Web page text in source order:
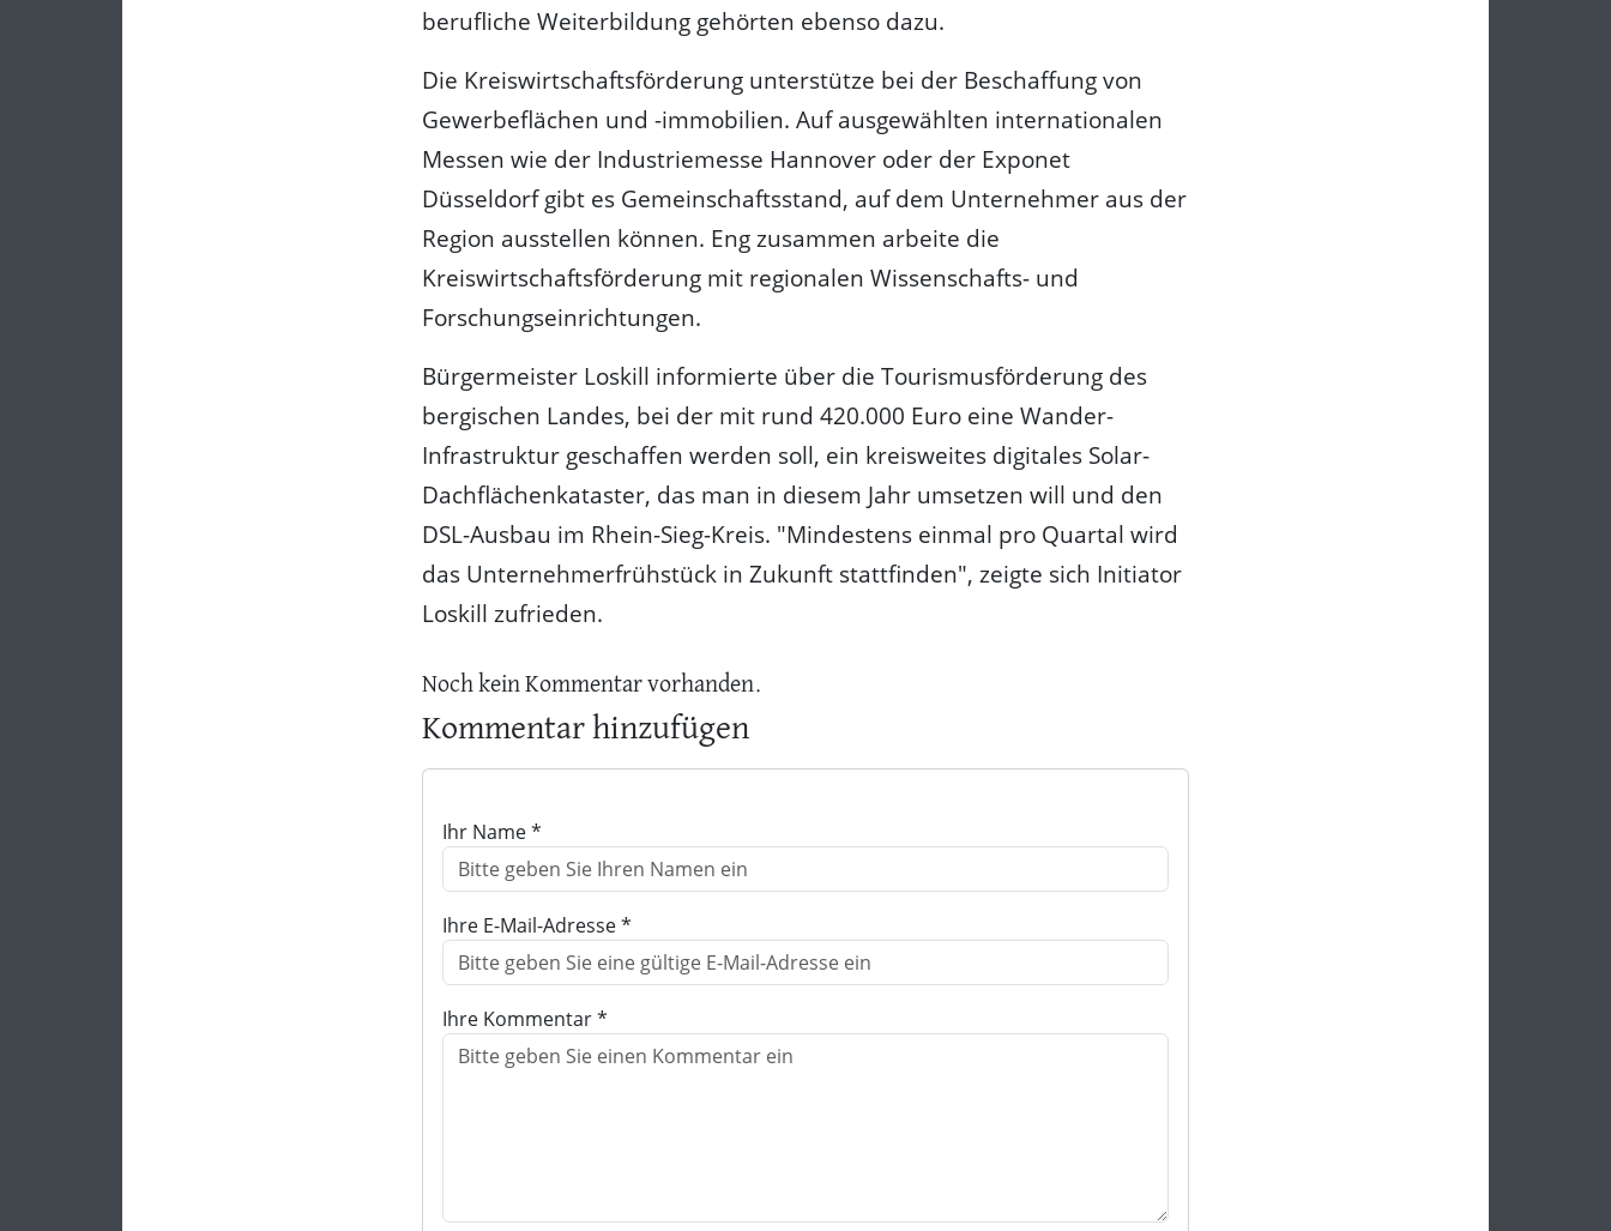
berufliche Weiterbildung gehörten ebenso dazu.
Die Kreiswirtschaftsförderung unterstütze bei der Beschaffung von
Gewerbeflächen und -immobilien. Auf ausgewählten internationalen
Messen wie der Industriemesse Hannover oder der Exponet
Düsseldorf gibt es Gemeinschaftsstand, auf dem Unternehmer aus der
Region ausstellen können. Eng zusammen arbeite die
Kreiswirtschaftsförderung mit regionalen Wissenschafts- und
Forschungseinrichtungen.
Bürgermeister Loskill informierte über die Tourismusförderung des
bergischen Landes, bei der mit rund 420.000 Euro eine Wander-
Infrastruktur geschaffen werden soll, ein kreisweites digitales Solar-
Dachflächenkataster, das man in diesem Jahr umsetzen will und den
DSL-Ausbau im Rhein-Sieg-Kreis. "Mindestens einmal pro Quartal wird
das Unternehmerfrühstück in Zukunft stattfinden", zeigte sich Initiator
Loskill zufrieden.
Noch kein Kommentar vorhanden.
Kommentar hinzufügen
Ihr Name *
Ihre E-Mail-Adresse *
Ihre Kommentar *